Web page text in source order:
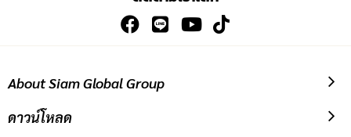
About Siam Global Group
ดาวน์โหลด